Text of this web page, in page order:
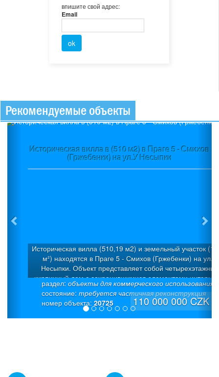
впишите свой адрес:
Email
Рекомендуемые объекты
Историческая вилла в (510 м2) в Праге 5 - Смихов
(Гржебенки) на ул.У Несыпки
раздел: объекты для коммерческого использования
состояние: требуется частичная реконструкция
номер объекта: 20725
Историческая вилла (510,19 м2) и земельный участок (1
м²) находятся в Праге 5 - Смихов (Гржебенки) на ул.У
Несыпки. Объект представляет собой четырехэтажный
кирпичный дом с сохранившимися элементами
Дом был построен в 1925 г. в стиле «модерн» как
вилла с 5 квартирами. Была проведена капитальная
дорогостоящая реконструкция. Полезная площадь:
(из которых 50 м² – полуподвал + 50 м² - подвал). На
110 000 000 CZK
Previous